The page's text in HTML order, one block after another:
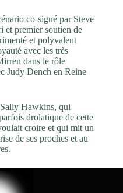
co-signé par Steve
et premier soutien de
et polyvalent
avec les très
dans le rôle
Judy Dench en Reine
Hawkins, qui
drolatique de cette
croire et qui mit un
de ses proches et au